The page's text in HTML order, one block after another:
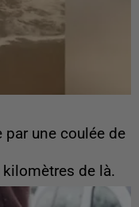
par une coulée de
de là.